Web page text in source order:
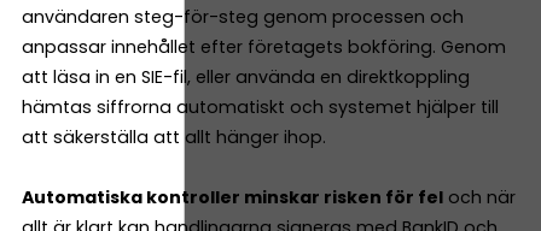
användaren steg-för-steg genom processen och
anpassar innehållet efter företagets bokföring. Genom
att läsa in en SIE-fil, eller använda en direktkoppling
hämtas siffrorna automatiskt och systemet hjälper till
att säkerställa att allt hänger ihop.
Automatiska kontroller minskar risken för fel och när